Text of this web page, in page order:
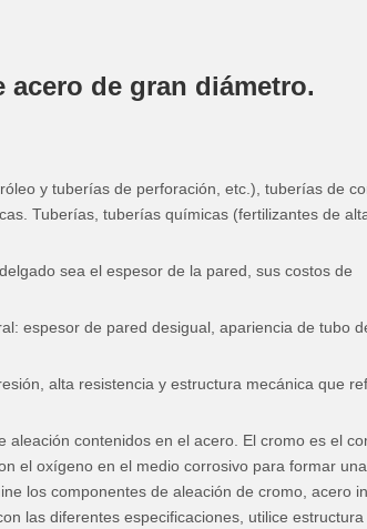
acero de gran diámetro.
y tuberías de perforación, etc.), tuberías de
Tuberías, tuberías químicas (fertilizantes de
sea el espesor de la pared, sus costos de
espesor de pared desigual, apariencia de tubo
alta resistencia y estructura mecánica que
contenidos en el acero. El cromo es el
el oxígeno en el medio corrosivo para formar
los componentes de aleación de cromo, acero
las diferentes especificaciones, utilice estructura